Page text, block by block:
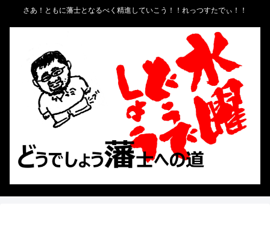
さあ！ともに藩士となるべく精進していこう！！れっつすたでぃ！！